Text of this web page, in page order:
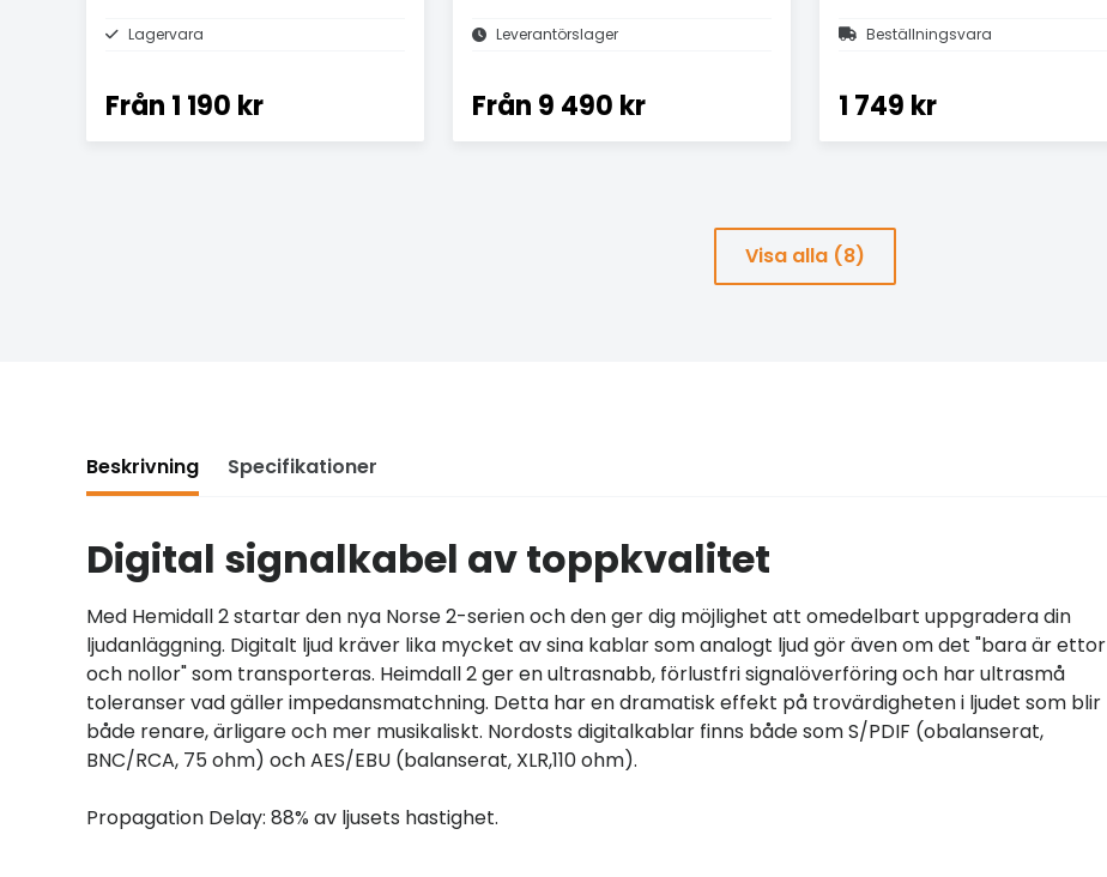
Lagervara
Från 1 190 kr
Leverantörslager
Från 9 490 kr
Beställningsvara
1 749 kr
Visa alla (8)
Beskrivning Specifikationer
Digital signalkabel av toppkvalitet
Med Hemidall 2 startar den nya Norse 2-serien och den ger dig möjlighet att omedelbart uppgradera din
ljudanläggning. Digitalt ljud kräver lika mycket av sina kablar som analogt ljud gör även om det "bara är ettor
och nollor" som transporteras. Heimdall 2 ger en ultrasnabb, förlustfri signalöverföring och har ultrasmå
toleranser vad gäller impedansmatchning. Detta har en dramatisk effekt på trovärdigheten i ljudet som blir
både renare, ärligare och mer musikaliskt. Nordosts digitalkablar finns både som S/PDIF (obalanserat,
BNC/RCA, 75 ohm) och AES/EBU (balanserat, XLR,110 ohm).
Propagation Delay: 88% av ljusets hastighet.